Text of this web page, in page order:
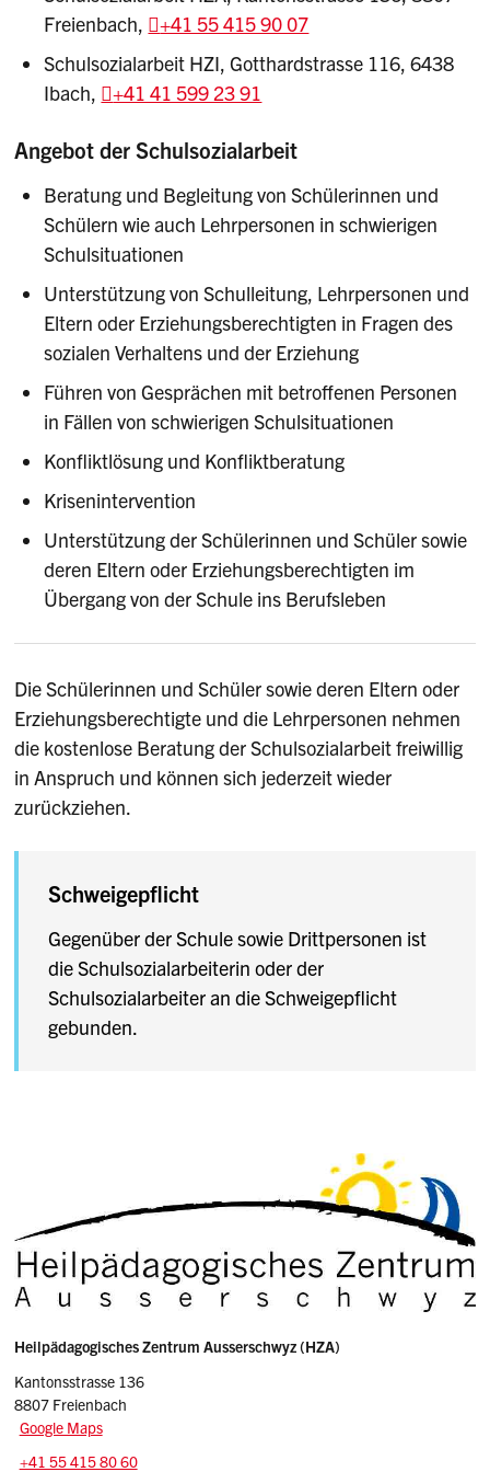
Freienbach,
+41 55 415 90 07
Schulsozialarbeit HZI, Gotthardstrasse 116, 6438
Ibach,
+41 41 599 23 91
Angebot der Schulsozialarbeit
Beratung und Begleitung von Schülerinnen und
Schülern wie auch Lehrpersonen in schwierigen
Schulsituationen
Unterstützung von Schulleitung, Lehrpersonen und
Eltern oder Erziehungsberechtigten in Fragen des
sozialen Verhaltens und der Erziehung
Führen von Gesprächen mit betroffenen Personen
in Fällen von schwierigen Schulsituationen
Konfliktlösung und Konfliktberatung
Krisenintervention
Unterstützung der Schülerinnen und Schüler sowie
deren Eltern oder Erziehungsberechtigten im
Übergang von der Schule ins Berufsleben
Die Schülerinnen und Schüler sowie deren Eltern oder
Erziehungsberechtigte und die Lehrpersonen nehmen
die kostenlose Beratung der Schulsozialarbeit freiwillig
in Anspruch und können sich jederzeit wieder
zurückziehen.
Schweigepflicht
Gegenüber der Schule sowie Drittpersonen ist
die Schulsozialarbeiterin oder der
Schulsozialarbeiter an die Schweigepflicht
gebunden.
Sidebar
Adresse
Heilpädagogisches Zentrum Ausserschwyz (HZA)
Kantonsstrasse 136
8807 Freienbach
Google Maps
Tel.:
+41 55 415 80 60